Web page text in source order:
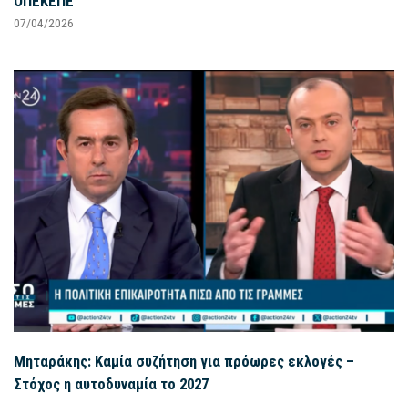
07/04/2026
Μηταράκης: Καμία συζήτηση για πρόωρες εκλογές –
Στόχος η αυτοδυναμία το 2027